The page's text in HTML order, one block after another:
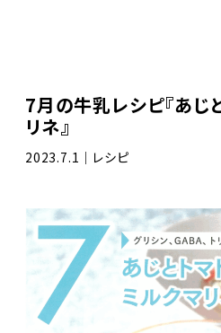
7月の牛乳レシピ『あじ
リネ』
2023.7.1｜レシピ